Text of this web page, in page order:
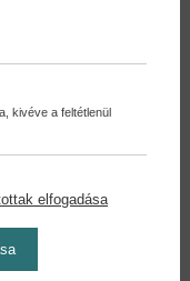
több szórakoztató
kivéve a feltétlenül
elfogadása